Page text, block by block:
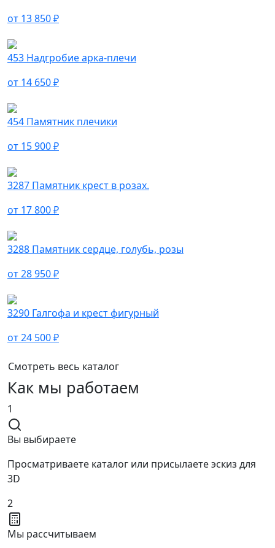
от 13 850 ₽
453 Надгробие арка-плечи
от 14 650 ₽
454 Памятник плечики
от 15 900 ₽
3287 Памятник крест в розах.
от 17 800 ₽
3288 Памятник сердце, голубь, розы
от 28 950 ₽
3290 Галгофа и крест фигурный
от 24 500 ₽
Смотреть весь каталог
Как мы работаем
1
Вы выбираете
Просматриваете каталог или присылаете эскиз для
3D
2
Мы рассчитываем